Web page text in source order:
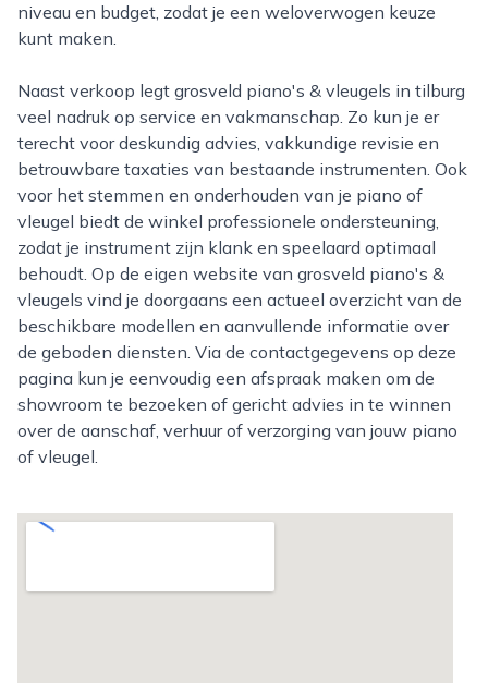
niveau en budget, zodat je een weloverwogen keuze
kunt maken.
Naast verkoop legt grosveld piano's & vleugels in tilburg
veel nadruk op service en vakmanschap. Zo kun je er
terecht voor deskundig advies, vakkundige revisie en
betrouwbare taxaties van bestaande instrumenten. Ook
voor het stemmen en onderhouden van je piano of
vleugel biedt de winkel professionele ondersteuning,
zodat je instrument zijn klank en speelaard optimaal
behoudt. Op de eigen website van grosveld piano's &
vleugels vind je doorgaans een actueel overzicht van de
beschikbare modellen en aanvullende informatie over
de geboden diensten. Via de contactgegevens op deze
pagina kun je eenvoudig een afspraak maken om de
showroom te bezoeken of gericht advies in te winnen
over de aanschaf, verhuur of verzorging van jouw piano
of vleugel.